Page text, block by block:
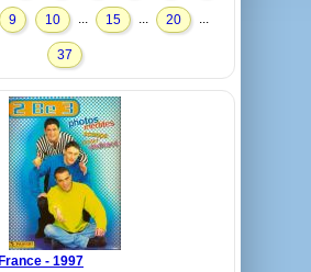
9 10 ... 15 ... 20 ...
37
- 1997